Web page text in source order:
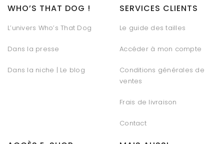
WHO’S THAT DOG !
L’univers Who’s That Dog
Dans la presse
Dans la niche | Le blog
SERVICES CLIENTS
Le guide des tailles
Accéder à mon compte
Conditions générales de
ventes
Frais de livraison
Contact